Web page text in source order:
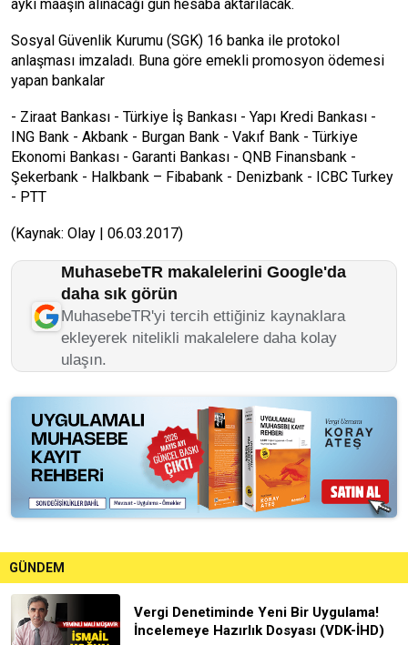
ayki maaşın alınacağı gün hesaba aktarılacak.
Sosyal Güvenlik Kurumu (SGK) 16 banka ile protokol
anlaşması imzaladı. Buna göre emekli promosyon ödemesi
yapan bankalar
- Ziraat Bankası - Türkiye İş Bankası - Yapı Kredi Bankası -
ING Bank - Akbank - Burgan Bank - Vakıf Bank - Türkiye
Ekonomi Bankası - Garanti Bankası - QNB Finansbank -
Şekerbank - Halkbank – Fibabank - Denizbank - ICBC Turkey
- PTT
(Kaynak: Olay | 06.03.2017)
MuhasebeTR makalelerini Google'da
daha sık görün
MuhasebeTR'yi tercih ettiğiniz kaynaklara
ekleyerek nitelikli makalelere daha kolay
ulaşın.
GÜNDEM
Vergi Denetiminde Yeni Bir Uygulama!
İncelemeye Hazırlık Dosyası (VDK-İHD)